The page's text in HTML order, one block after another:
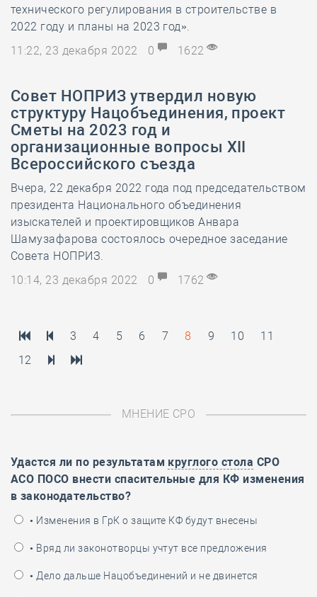
технического регулирования в строительстве в
2022 году и планы на 2023 год».
11:22, 23 декабря 2022
0 1622
Совет НОПРИЗ утвердил новую
структуру Нацобъединения, проект
Сметы на 2023 год и
организационные вопросы XII
Всероссийского съезда
Вчера, 22 декабря 2022 года под председательством
президента Национального объединения
изыскателей и проектировщиков Анвара
Шамузафарова состоялось очередное заседание
Совета НОПРИЗ.
10:14, 23 декабря 2022
0 1762
3 4 5 6 7 8 9 10
11
12
МНЕНИЕ СРО
Удастся ли по результатам круглого стола СРО
АСО ПОСО внести спасительные для КФ изменения
в законодательство?
• Изменения в ГрК о защите КФ будут внесены
• Вряд ли законотворцы учтут все предложения
• Дело дальше Нацобъединений и не двинется